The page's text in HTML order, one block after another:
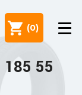
(0)
55